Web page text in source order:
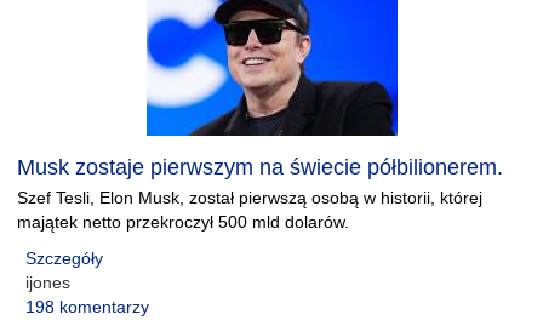
Musk zostaje pierwszym na świecie półbilionerem.
Szef Tesli, Elon Musk, został pierwszą osobą w historii, której
majątek netto przekroczył 500 mld dolarów.
Szczegóły
ijones
198 komentarzy